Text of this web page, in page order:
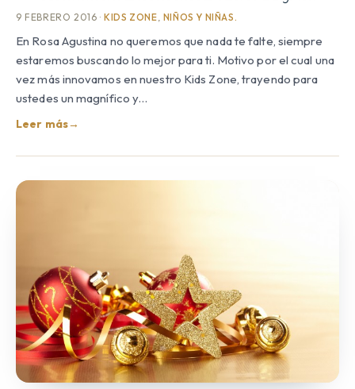
9 FEBRERO 2016 ·KIDS ZONE NIÑOS Y NIÑAS.
En Rosa Agustina no queremos que nada te falte, siempre
estaremos buscando lo mejor para ti. Motivo por el cual una
vez más innovamos en nuestro Kids Zone, trayendo para
ustedes un magnífico y…
Leer más→